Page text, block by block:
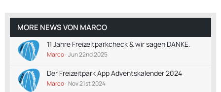
MORE NEWS VON MARCO
11 Jahre Freizeitparkcheck & wir sagen DANKE.
Marco Jun 22nd 2025
Der Freizeitpark App Adventskalender 2024
Marco Nov 21st 2024